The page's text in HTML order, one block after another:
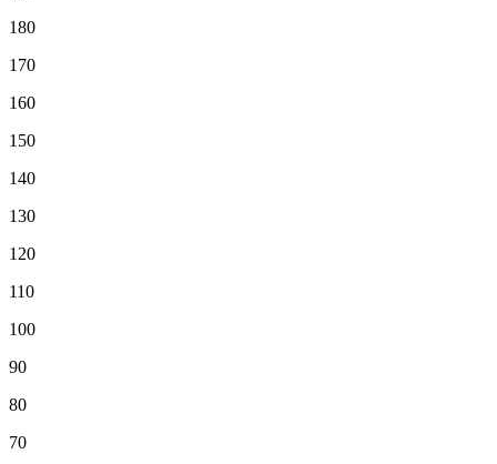
180
170
160
150
140
130
120
110
100
90
80
70